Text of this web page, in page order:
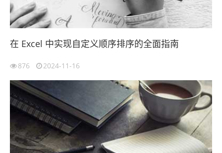
在 Excel 中实现自定义顺序排序的全面指南
876 2024-11-16